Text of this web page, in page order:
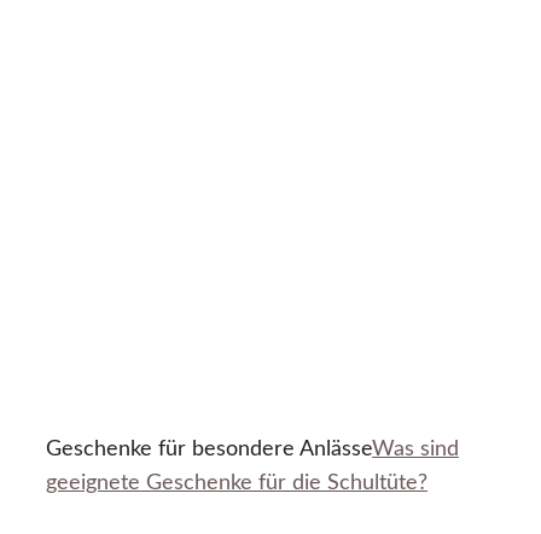
Geschenke für besondere AnlässeWas sind
geeignete Geschenke für die Schultüte?